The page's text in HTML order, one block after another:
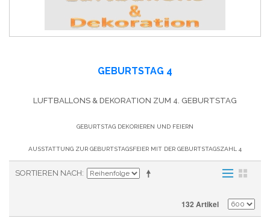
GEBURTSTAG 4
LUFTBALLONS & DEKORATION ZUM 4. GEBURTSTAG
GEBURTSTAG DEKORIEREN UND FEIERN
AUSSTATTUNG ZUR GEBURTSTAGSFEIER MIT DER GEBURTSTAGSZAHL 4
SORTIEREN NACH
132 Artikel